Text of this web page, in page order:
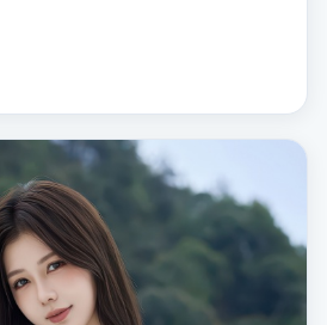
，探讨科技与人性的边界。本片适
晓路」「科幻」「泰国」「2019」
键词的影迷阅读简介与主创信息。